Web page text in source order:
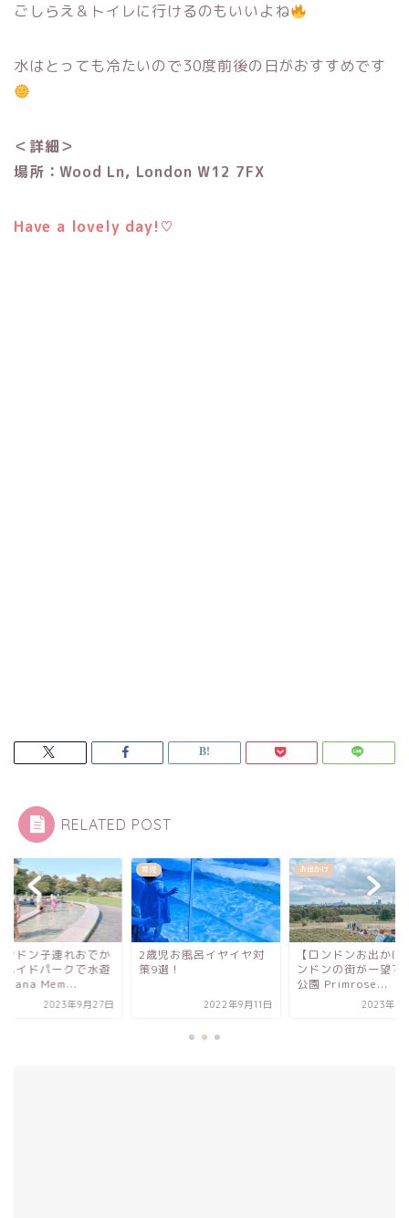
ごしらえ＆トイレに行けるのもいいよね
水はとっても冷たいので30度前後の日がおすすめです
＜詳細＞
場所：Wood Ln, London W12 7FX
Have a lovely day!♡
RELATED POST
ンドン子連れおでか
ハイドパークで水遊
Diana Mem...
2023年9月27日
育児
2歳児お風呂イヤイヤ対
策9選！
2022年9月11日
お出かけ
【ロンドンお出かけ
ンドンの街が一望で
公園 Primrose...
2023年10